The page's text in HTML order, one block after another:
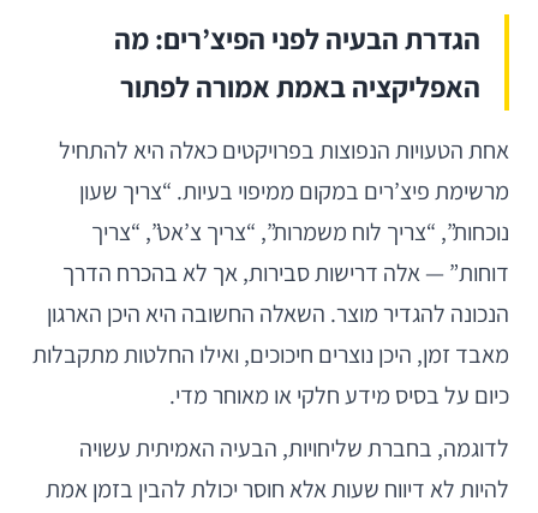
הגדרת הבעיה לפני הפיצ’רים: מה
האפליקציה באמת אמורה לפתור
אחת הטעויות הנפוצות בפרויקטים כאלה היא להתחיל
מרשימת פיצ’רים במקום ממיפוי בעיות. “צריך שעון
נוכחות”, “צריך לוח משמרות”, “צריך צ’אט”, “צריך
דוחות” — אלה דרישות סבירות, אך לא בהכרח הדרך
הנכונה להגדיר מוצר. השאלה החשובה היא היכן הארגון
מאבד זמן, היכן נוצרים חיכוכים, ואילו החלטות מתקבלות
כיום על בסיס מידע חלקי או מאוחר מדי.
לדוגמה, בחברת שליחויות, הבעיה האמיתית עשויה
להיות לא דיווח שעות אלא חוסר יכולת להבין בזמן אמת